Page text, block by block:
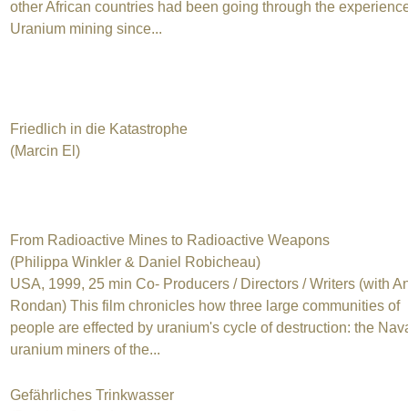
other African countries had been going through the
Uranium mining since...
Friedlich in die Katastrophe
(Marcin El)
From Radioactive Mines to Radioactive Weapons
(Philippa Winkler & Daniel Robicheau)
USA, 1999, 25 min Co- Producers / Directors / Writers (with
Rondan) This film chronicles how three large communities of
people are effected by uranium's cycle of destruction: the
uranium miners of the...
Gefährliches Trinkwasser